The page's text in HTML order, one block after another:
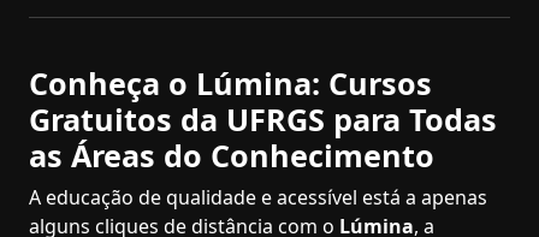
Conheça o Lúmina: Cursos
Gratuitos da UFRGS para Todas
as Áreas do Conhecimento
A educação de qualidade e acessível está a apenas
alguns cliques de distância com o Lúmina, a